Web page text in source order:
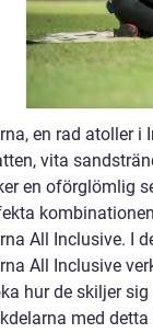
en rad atoller i
vita
en oförglömlig
All Inclusive. I
All Inclusive
hur de skiljer
med